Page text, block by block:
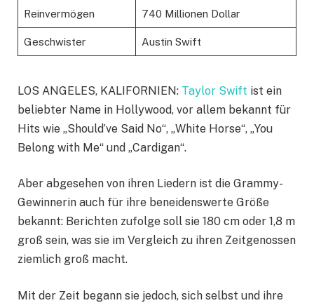
Reinvermögen 740 Millionen Dollar
Geschwister Austin Swift
LOS ANGELES, KALIFORNIEN: Taylor Swift ist ein
beliebter Name in Hollywood, vor allem bekannt für
Hits wie „Should’ve Said No“, „White Horse“, „You
Belong with Me“ und „Cardigan“.
Aber abgesehen von ihren Liedern ist die Grammy-
Gewinnerin auch für ihre beneidenswerte Größe
bekannt: Berichten zufolge soll sie 180 cm oder 1,8 m
groß sein, was sie im Vergleich zu ihren Zeitgenossen
ziemlich groß macht.
Mit der Zeit begann sie jedoch, sich selbst und ihre